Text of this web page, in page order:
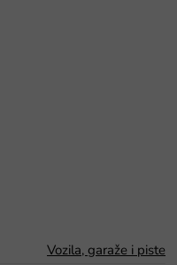
Vozila, garaže i piste